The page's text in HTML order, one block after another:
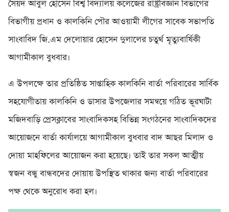
সৈয়দ আবুল হোসেন বিশ্ব বিদ্যালয় কলেজের রাষ্ট্রবিজ্ঞান বিভাগের
বিভাগীয় প্রধান ও কালকিনি পৌর আওয়ামী লীগের সাবেক সভাপতি
সাংবাবিদ জি.এম দেলোয়ার হোসেন দুলালের চতুর্থ মৃত্যুবার্ষিকী
আগামীকাল বুধবার।
এ উপলক্ষে তার প্রতিষ্ঠিত সাপ্তাহিক কালকিনি বার্তা পরিবারের সার্বিক
সহযোগীতায় কালকিনি ও ডাসার উপজেলার সমন্বয়ে গঠিত ভূরঘাটা
মজিদবাড়ি প্রেসক্লাবের সাংবাদিকসহ বিভিন্ন সংগঠনের সাংবাদিকদের
আয়োজনে বার্তা কার্যালয়ে আগামীকাল বুধবার বাদ আছর মিলাদ ও
দোয়া মাহফিলের আয়োজন করা হয়েছে। তাই তার সকল আত্মীয়
স্বজন বন্ধু বান্ধবদের দোয়ায় উপস্থিত থাকার জন্য বার্তা পরিবারের
পক্ষ থেকে অনুরোধ করা হল।